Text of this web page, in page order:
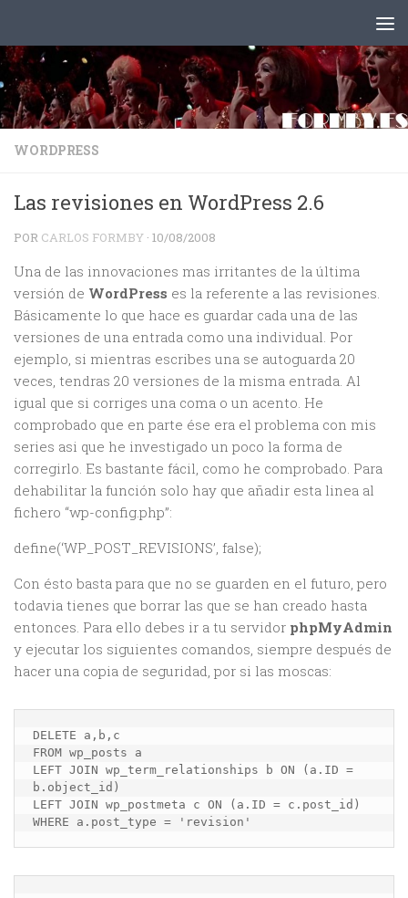
WORDPRESS
Las revisiones en WordPress 2.6
POR CARLOS FORMBY · 10/08/2008
Una de las innovaciones mas irritantes de la última
versión de WordPress es la referente a las revisiones.
Básicamente lo que hace es guardar cada una de las
versiones de una entrada como una individual. Por
ejemplo, si mientras escribes una se autoguarda 20
veces, tendras 20 versiones de la misma entrada. Al
igual que si corriges una coma o un acento. He
comprobado que en parte ése era el problema con mis
series asi que he investigado un poco la forma de
corregirlo. Es bastante fácil, como he comprobado. Para
dehabilitar la función solo hay que añadir esta linea al
fichero “wp-config.php”:
define(‘WP_POST_REVISIONS’, false);
Con ésto basta para que no se guarden en el futuro, pero
todavia tienes que borrar las que se han creado hasta
entonces. Para ello debes ir a tu servidor phpMyAdmin
y ejecutar los siguientes comandos, siempre después de
hacer una copia de seguridad, por si las moscas:
DELETE a,b,c
FROM wp_posts a
LEFT JOIN wp_term_relationships b ON (a.ID =
b.object_id)
LEFT JOIN wp_postmeta c ON (a.ID = c.post_id)
WHERE a.post_type = 'revision'